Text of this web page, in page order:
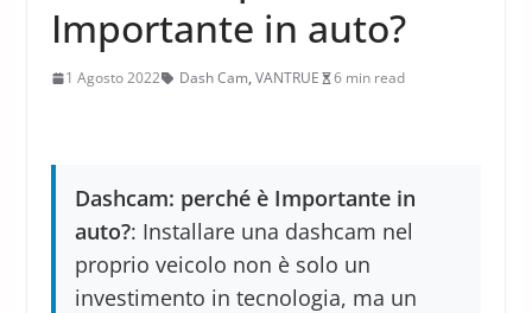
Importante in auto?
1 Agosto 2022 Dash Cam, VANTRUE 6 min read
Dashcam: perché è Importante in
auto?: Installare una dashcam nel
proprio veicolo non è solo un
investimento in tecnologia, ma un